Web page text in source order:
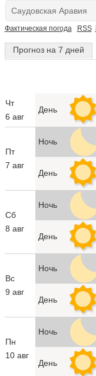
Фактическая погода RSS
Прогноз на 7 дней
Чт
6 авг
День
Пт
7 авг
Ночь
День
Сб
8 авг
Ночь
День
Вс
9 авг
Ночь
День
Пн
10 авг
Ночь
День